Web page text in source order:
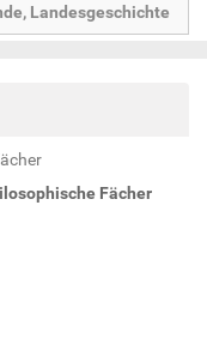
Landesgeschichte
Fächer